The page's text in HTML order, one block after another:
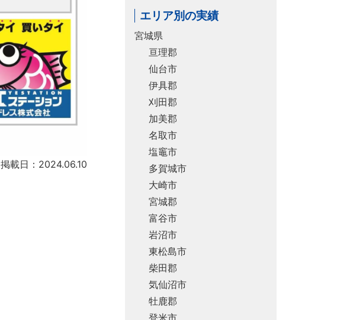
掲載日：2024.06.10
エリア別の実績
宮城県
亘理郡
仙台市
伊具郡
刈田郡
加美郡
名取市
塩竈市
多賀城市
大崎市
宮城郡
富谷市
岩沼市
東松島市
柴田郡
気仙沼市
牡鹿郡
登米市